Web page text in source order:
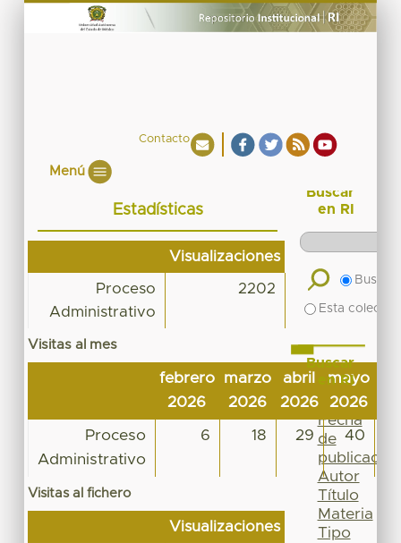
Contacto
Menú
Estadísticas
Visualizaciones
Proceso
Administrativo
2202
Visitas al mes
febrero
2026
marzo
2026
abril
2026
mayo
2026
Proceso
Administrativo
6 18 29 40
Visitas al fichero
Visualizaciones
Buscar
en RI
Buscar
Esta
Buscar
en RI
Por
Fecha
de
publicación
Autor
Título
Materia
Tipo